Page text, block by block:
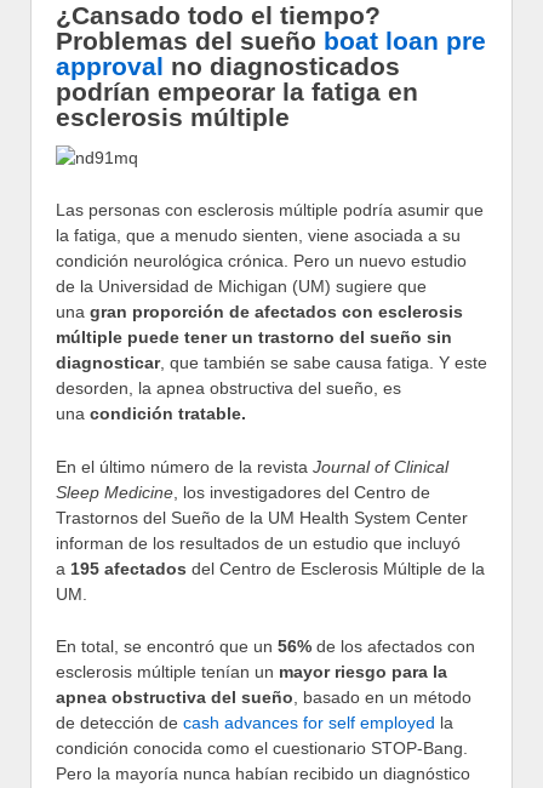
¿Cansado todo el tiempo?
Problemas del sueño boat loan pre
approval no diagnosticados
podrían empeorar la fatiga en
esclerosis múltiple
Las personas con esclerosis múltiple podría asumir que
la fatiga, que a menudo sienten, viene asociada a su
condición neurológica crónica. Pero un nuevo estudio
de la Universidad de Michigan (UM) sugiere que
una gran proporción de afectados con esclerosis
múltiple puede tener un trastorno del sueño sin
diagnosticar, que también se sabe causa fatiga. Y este
desorden, la apnea obstructiva del sueño, es
una condición tratable.
En el último número de la revista Journal of Clinical
Sleep Medicine , los investigadores del Centro de
Trastornos del Sueño de la UM Health System Center
informan de los resultados de un estudio que incluyó
a 195 afectados del Centro de Esclerosis Múltiple de la
UM.
En total, se encontró que un 56% de los afectados con
esclerosis múltiple tenían un mayor riesgo para la
apnea obstructiva del sueño , basado en un método
de detección de cash advances for self employed la
condición conocida como el cuestionario STOP-Bang.
Pero la mayoría nunca habían recibido un diagnóstico